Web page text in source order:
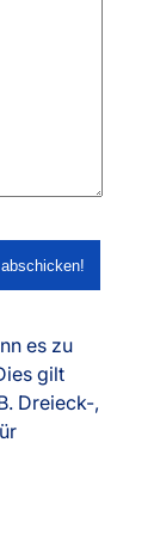
es zu
gilt
Dreieck-,